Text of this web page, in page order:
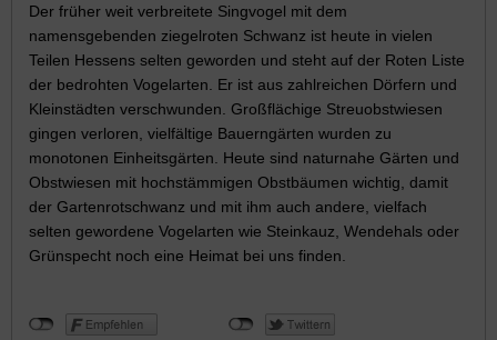
Der früher weit verbreitete Singvogel mit dem
namensgebenden ziegelroten Schwanz ist heute in vielen
Teilen Hessens selten geworden und steht auf der Roten Liste
der bedrohten Vogelarten. Er ist aus zahlreichen Dörfern und
Kleinstädten verschwunden. Großflächige Streuobstwiesen
gingen verloren, vielfältige Bauerngärten wurden zu
monotonen Einheitsgärten. Heute sind naturnahe Gärten und
Obstwiesen mit hochstämmigen Obstbäumen wichtig, damit
der Gartenrotschwanz und mit ihm auch andere, vielfach
selten gewordene Vogelarten wie Steinkauz, Wendehals oder
Grünspecht noch eine Heimat bei uns finden.